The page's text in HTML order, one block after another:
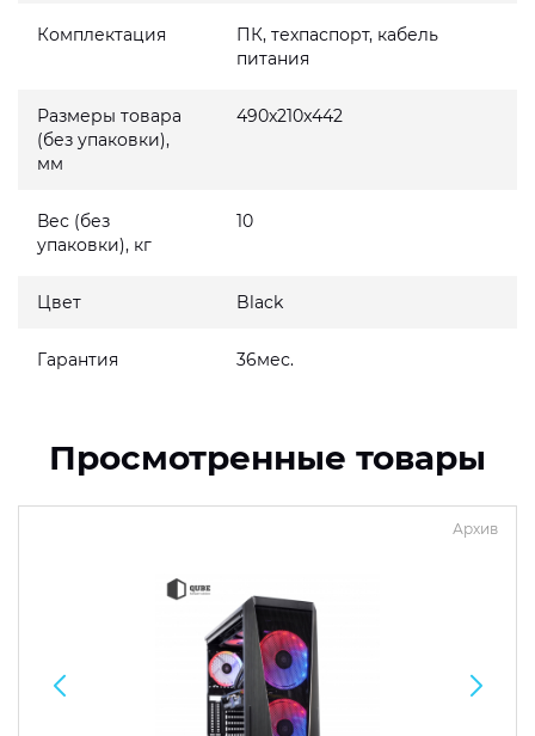
Комплектация
ПК, техпаспорт, кабель
питания
Размеры товара
(без упаковки),
мм
490x210x442
Вес (без
упаковки), кг
10
Цвет Black
Гарантия 36мес.
Просмотренные товары
Архив